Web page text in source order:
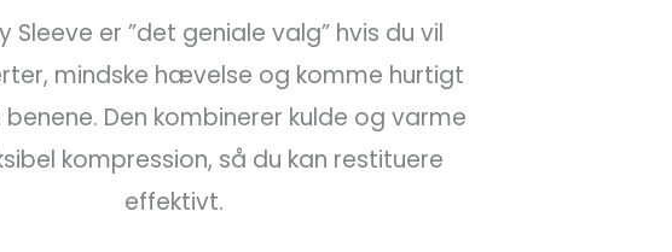
Sleeve er ”det geniale valg” hvis du vil
mindske hævelse og komme hurtigt
Den kombinerer kulde og varme
kompression, så du kan restituere
effektivt.